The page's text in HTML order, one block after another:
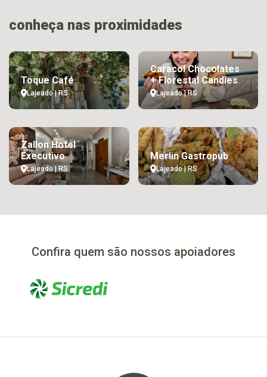
conheça nas proximidades
Toque Café
Lajeado | RS
Caracol Chocolates
+ Florestal Candies
Lajeado | RS
Zallon Hotel
Executivo
Lajeado | RS
Merlin Gastropub
Lajeado | RS
Confira quem são nossos apoiadores